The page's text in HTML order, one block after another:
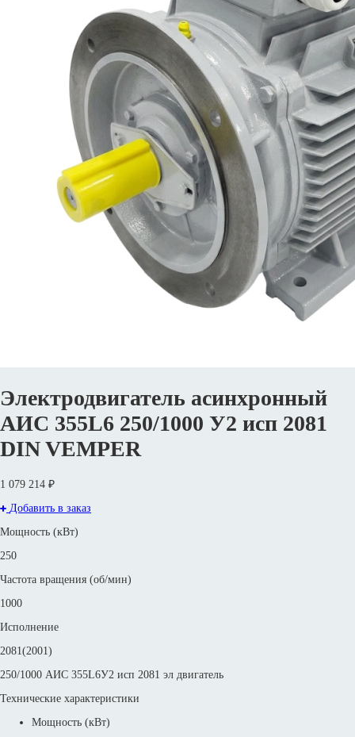
Электродвигатель асинхронный
АИС 355L6 250/1000 У2 исп 2081
DIN VEMPER
1 079 214 ₽
Добавить в заказ
Мощность (кВт)
250
Частота вращения (об/мин)
1000
Исполнение
2081(2001)
250/1000 АИС 355L6У2 исп 2081 эл двигатель
Технические характеристики
Мощность (кВт)